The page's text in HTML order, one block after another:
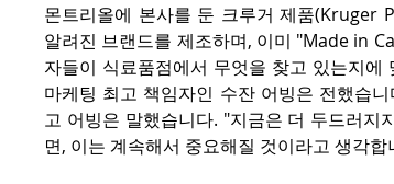
몬트리올에 본사를 둔 크루거 제품
알려진 브랜드를 제조하며, 이미 "Made in
자들이 식료품점에서 무엇을 찾고 있는지
마케팅 최고 책임자인 수잔 어빙은 전했습
고 어빙은 말했습니다. "지금은 더 두드러지
면, 이는 계속해서 중요해질 것이라고 생각합